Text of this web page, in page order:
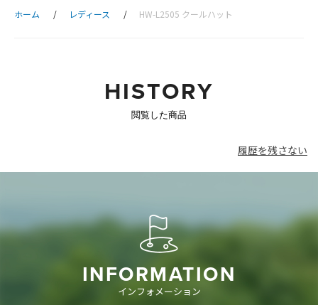
ホーム レディース HW-L2505 クールハット
HISTORY
閲覧した商品
履歴を残さない
INFORMATION
インフォメーション